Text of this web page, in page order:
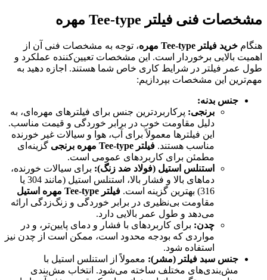
مشخصات فنی فیلتر Tee-type مهره
هنگام خرید فیلتر Tee-type مهره
، توجه به مشخصات فنی آن از
اهمیت بالایی برخوردار است. این مشخصات تعیین‌کننده عملکرد و
طول عمر فیلتر در شرایط کاری خاص شما هستند. اجازه دهید به
مهم‌ترین این مشخصات بپردازیم:
جنس بدنه:
برنجی: پرکاربردترین جنس برای فیلترهای مهره‌ای، به
دلیل مقاومت خوب در برابر خوردگی و قیمت مناسب.
این فیلترها معمولاً برای آب، هوا و سیالات غیر خورنده
مناسب هستند. فیلتر Tee-type مهره برنجی
گزینه‌ای
مطمئن برای کاربردهای عمومی است.
استنلس استیل (فولاد ضد زنگ): برای سیالات خورنده،
دماهای بالا و فشار بالا، استنلس استیل (مانند 304 یا
316) بهترین گزینه است.
فیلتر Tee-type مهره استیل
مقاومت بی‌نظیری در برابر خوردگی و زنگ‌زدگی ارائه
می‌دهد و طول عمر بالایی دارد.
چدن: برای کاربردهای با فشار و دمای پایین‌تر، و در
مواردی که بودجه محدود است، ممکن است از چدن نیز
استفاده شود.
جنس سبد فیلتر (مشر): معمولاً از استنلس استیل با
مش‌بندی‌های مختلف ساخته می‌شود. انتخاب مش‌بندی